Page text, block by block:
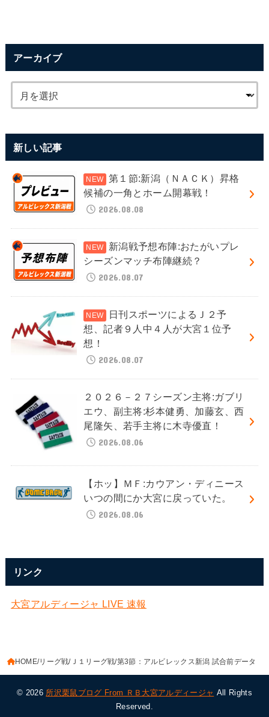
アーカイブ
新しい記事
第１節:新潟（ＮＡＣＫ）昇格
候補の一角とホーム開幕戦！
2026.08.08
新潟戦予想布陣:おたがいプレ
シーズンマッチ布陣継続？
2026.08.07
日刊スポーツによるＪ２予
想、記者９人中４人が大宮１位予
想！
2026.08.07
２０２６－２７シーズン主将:ガブリ
エウ、副主将:杉本健勇、加藤玄、西
尾隆矢、若手主将に木寺優直！
2026.08.06
【ホッ】ＭＦ:カウアン・ディニース
いつの間にか大宮に戻っていた。
2026.08.06
リンク
大宮アルディージャ LIVE 速報
HOME リーグ戦 Ｊ１リーグ戦 第3節：アルビレックス新潟 試合前データ
© 2026 所沢栗鼠ブログ From ＲＢ大宮アルディージャ All Rights
Reserved.